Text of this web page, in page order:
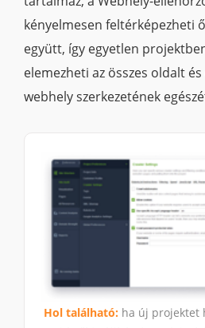
kényelmesen feltérképezheti
együtt, így egyetlen
elemezheti az összes oldalt
webhely szerkezetének
Hol található:ha új projektet